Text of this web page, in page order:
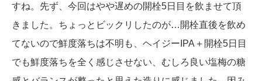
すね。先ず、今回はやや遅めの開栓5日目を飲ませて頂
きました。ちょっとビックリしたのが…開栓直後を飲め
てないので鮮度落ちは不明も、ヘイジーIPA＋開栓5日目
でも鮮度落ちを全く感じさせない、むしろ良い塩梅の糖